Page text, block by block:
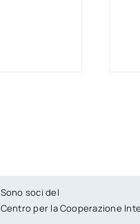
Sono soci del
Centro per la Cooperazione